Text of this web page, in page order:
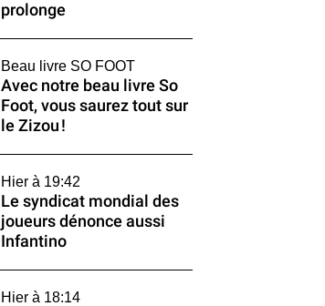
prolonge
Beau livre SO FOOT
Avec notre beau livre So
Foot, vous saurez tout sur
le Zizou !
Hier à 19:42
Le syndicat mondial des
joueurs dénonce aussi
Infantino
Hier à 18:14